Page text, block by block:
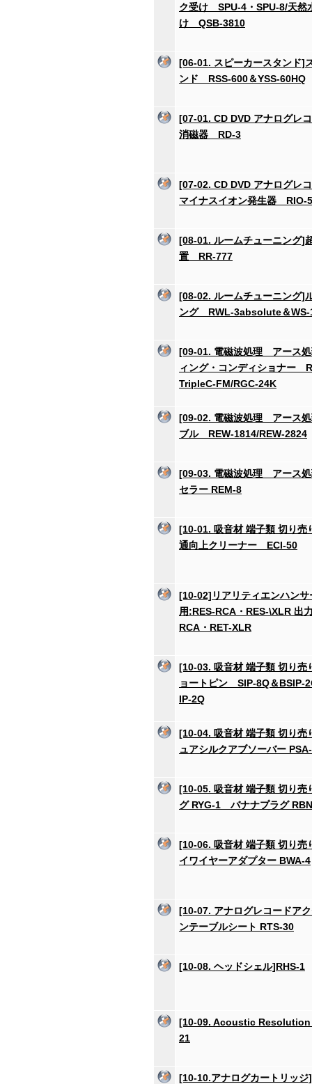
ク受け SPU-4・SPU-8/天然
け QSB-3810
[06-01. スピーカースタンド]
ンド RSS-600＆YSS-60HQ
[07-01. CD DVD アナログレ
消磁器 RD-3
[07-02. CD DVD アナログレ
マイナスイオン発生器 RIO-
[08-01. ルームチューニング]
置 RR-777
[08-02. ルームチューニング]
ング RWL-3absolute＆WS-
[09-01. 電磁波処理 アース
ィング・コンディショナー
TripleC-FM/RGC-24K
[09-02. 電磁波処理 アース
ブル REW-1814/REW-2824
[09-03. 電磁波処理 アース
セラー REM-8
[10-01. 吸音材 端子類 切り売
通向上クリーナー ECI-50
[10-02]リアリティエンハン
用:RES-RCA・RES-\XLR 出
RCA・RET-XLR
[10-03. 吸音材 端子類 切り売
ョートピン SIP-8Q＆
IP-2Q
[10-04. 吸音材 端子類 切り売
ュアシルクアブソーバー
[10-05. 吸音材 端子類 切り売
グ RYG-1 バナナプラグ
[10-06. 吸音材 端子類 切り売
イワイヤーアダプター BWA-4
[10-07. アナログレコードア
ンテーブルシート RTS-30
[10-08. ヘッドシェル]RHS-1
[10-09. Acoustic Resolution
21
[10-10.アナログカートリッジ